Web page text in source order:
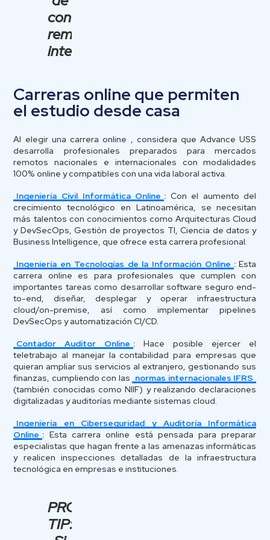
contratación
remota
internacional.
Carreras online que permiten
el estudio desde casa
Al elegir una carrera online , considera que Advance USS
desarrolla profesionales preparados para mercados
remotos nacionales e internacionales con modalidades
100% online y compatibles con una vida laboral activa.
Ingeniería Civil Informática Online : Con el aumento del
crecimiento tecnológico en Latinoamérica, se necesitan
más talentos con conocimientos como Arquitecturas Cloud
y DevSecOps, Gestión de proyectos TI, Ciencia de datos y
Business Intelligence, que ofrece esta carrera profesional.
Ingeniería en Tecnologías de la Información Online :Esta
carrera online es para profesionales que cumplen con
importantes tareas como desarrollar software seguro end-
to-end, diseñar, desplegar y operar infraestructura
cloud/on-premise, así como implementar pipelines
DevSecOps y automatización CI/CD.
Contador Auditor Online : Hace posible ejercer el
teletrabajo al manejar la contabilidad para empresas que
quieran ampliar sus servicios al extranjero, gestionando sus
finanzas, cumpliendo con las normas internacionales IFRS
(también conocidas como NIIF) y realizando declaraciones
digitalizadas y auditorías mediante sistemas cloud.
Ingeniería en Ciberseguridad y Auditoría Informática
Online : Esta carrera online está pensada para preparar
especialistas que hagan frente a las amenazas informáticas
y realicen inspecciones detalladas de la infraestructura
tecnológica en empresas e instituciones.
PRO
TIP: